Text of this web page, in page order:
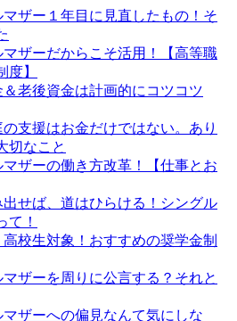
マザー１年目に見直したもの！そ
マザーだからこそ活用！【高等職
】
老後資金は計画的にコツコツ
支援はお金だけではない。あり
切なこと
マザーの働き方改革！【仕事とお
出せば、道はひらける！シングル
て！
校生対象！おすすめの奨学金制
マザーを周りに公言する？それと
マザーへの偏見なんて気にしな